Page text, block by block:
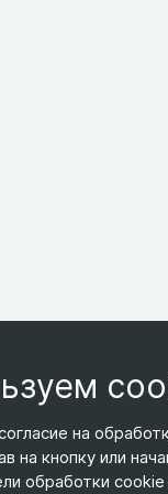
ТЕЛЕФОН
+7 495 266-65-67
на
на кнопку или
обработки cookie